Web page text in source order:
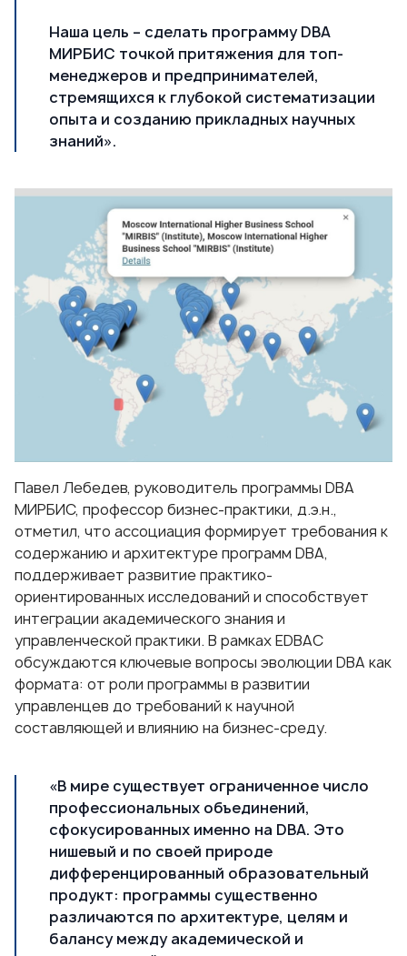
Наша цель – сделать программу DBA
МИРБИС точкой притяжения для топ-
менеджеров и предпринимателей,
стремящихся к глубокой систематизации
опыта и созданию прикладных научных
знаний».
Павел Лебедев, руководитель программы DBA
МИРБИС, профессор бизнес-практики, д.э.н.,
отметил, что ассоциация формирует требования к
содержанию и архитектуре программ DBA,
поддерживает развитие практико-
ориентированных исследований и способствует
интеграции академического знания и
управленческой практики. В рамках EDBAC
обсуждаются ключевые вопросы эволюции DBA как
формата: от роли программы в развитии
управленцев до требований к научной
составляющей и влиянию на бизнес-среду.
«В мире существует ограниченное число
профессиональных объединений,
сфокусированных именно на DBA. Это
нишевый и по своей природе
дифференцированный образовательный
продукт: программы существенно
различаются по архитектуре, целям и
балансу между академической и